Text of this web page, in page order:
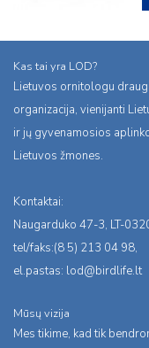
Kas tai yra LOD?
Lietuvos ornitologu
organizacija, vienijanti
ir jų gyvenamosios
Lietuvos žmones.
Kontaktai:
Naugarduko 47-3, LT-
tel/faks:(8 5) 213 04 98,
el.pastas: lod@birdlife.lt
Mūsų vizija
Mes tikime, kad tik